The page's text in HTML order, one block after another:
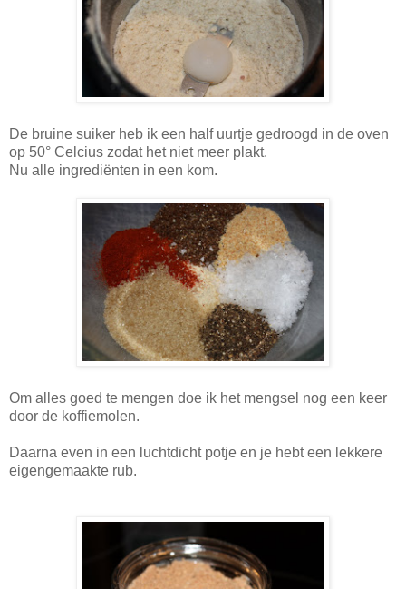
De bruine suiker heb ik een half uurtje gedroogd in de oven
op 50° Celcius zodat het niet meer plakt.
Nu alle ingrediënten in een kom.
Om alles goed te mengen doe ik het mengsel nog een keer
door de koffiemolen.
Daarna even in een luchtdicht potje en je hebt een lekkere
eigengemaakte rub.